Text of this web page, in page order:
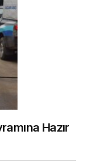
Hazır